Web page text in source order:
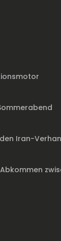
den Iran-